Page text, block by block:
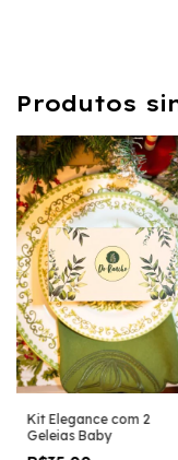
Produtos
Kit Elegance com 2
Geleias Baby